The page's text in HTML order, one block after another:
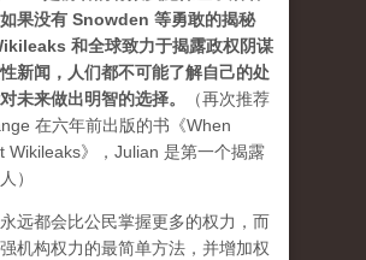
果没有 Snowden 等勇敢的揭秘
和全球致力于揭露政权阴谋
新闻，人们都不可能了解自己的处
未来做出明智的选择。
（再次推荐
在六年前出版的书《When
Wikileaks》，Julian 是第一个揭露
）
远都会比公民掌握更多的权力，而
机构权力的最简单方法，并增加权